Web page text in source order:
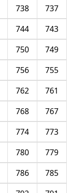
737
738
743
744
749
750
755
756
761
762
767
768
773
774
779
780
785
786